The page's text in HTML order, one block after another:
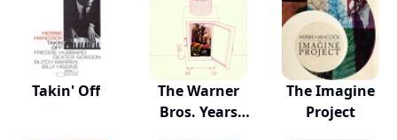
Takin' Off
The Warner
Bros. Years
The Imagine
Project